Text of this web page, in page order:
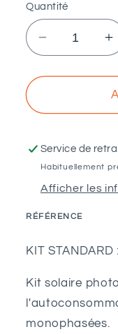
Quantité
Réduire
la
quantité
Kit
-
550W
-
Growatt
la
-
Service de
Habituellement
Afficher les
RÉFÉRENCE
KIT STANDARD :
Kit solaire
monophasées.